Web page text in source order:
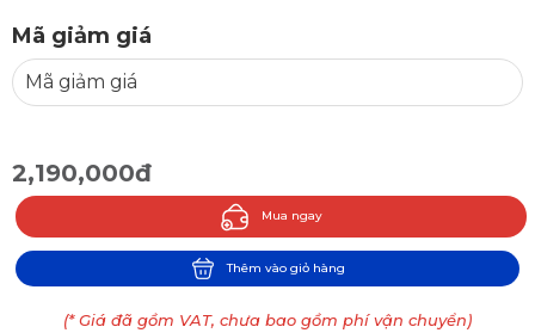
Mã giảm giá
2,190,000đ
Mua ngay
Thêm vào giỏ hàng
(* Giá đã gồm VAT, chưa bao gồm phí vận chuyển)